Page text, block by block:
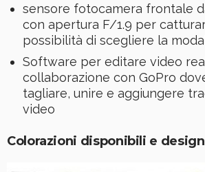
sensore fotocamera frontale
con apertura F/1.9 per
possibilità di scegliere la
Software per editare video
collaborazione con GoPro
tagliare, unire e aggiungere
video
Colorazioni disponibili e design